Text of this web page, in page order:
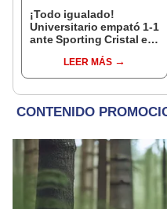
¡Todo igualado!
Universitario empató 1-1
ante Sporting Cristal en
por el Torneo Clausura
de la Liga 1 2026
LEER MÁS